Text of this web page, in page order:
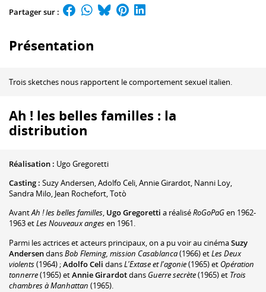
Partager sur :
Présentation
Trois sketches nous rapportent le comportement sexuel italien.
Ah ! les belles familles : la
distribution
Réalisation : Ugo Gregoretti
Casting : Suzy Andersen,Adolfo Celi,Annie Girardot, Nanni Loy,
Sandra Milo, Jean Rochefort,Totò
AvantAh ! les belles familles, Ugo Gregoretti a réaliséRoGoPaGen 1962-
1963 etLes Nouveaux angesen 1961.
Parmi les actrices et acteurs principaux, on a pu voir au cinémaSuzy
AndersendansBob Fleming, mission Casablanca(1966) etLes Deux
violents(1964) ;Adolfo Celi dansL'Extase et l'agonie(1965) et Opération
tonnerre(1965) etAnnie Girardotdans Guerre secrète(1965) et Trois
chambres à Manhattan (1965).